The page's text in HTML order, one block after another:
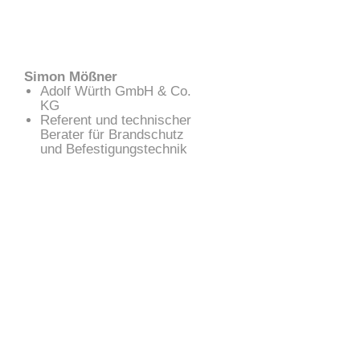
Simon Mößner
Adolf Würth GmbH & Co.
KG
Referent und technischer
Berater für Brandschutz
und Befestigungstechnik